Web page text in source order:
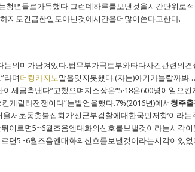
년들로가득했다.그런데하루를보낸것을시간단위로
지도긴급한일도아닌것에시간을더많이쓴다고한다.
의미가담겨있다.법무부가국토부와타다사건관련의
라며더킹카지노말을잇지못했다.(자는)아기가놀랄까봐
세금축낸다”고했으며지소장은“5·18은600명이일으
게릴라전쟁이다”는발언을했다.7%(2016년)에서청주
서초동촛불집회가‘신군부검찰에대한국민저항’이라
이르면5~6월즈음엔대화의신호를보낼것이라는시각
5~6월즈음엔대화의신호를보낼것이라는시각이있었